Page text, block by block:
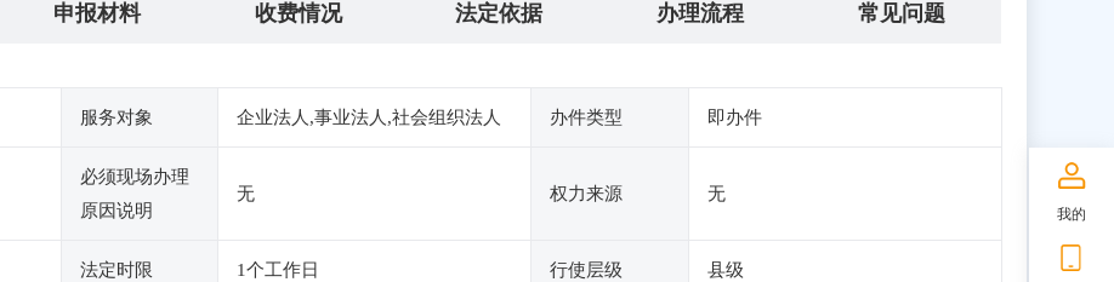
申报材料 收费情况 法定依据 办理流程 常见问题
服务对象 企业法人,事业法人,社会组织法人 办件类型 即办件
必须现场办理
原因说明
无 权力来源 无
法定时限 1个工作日 行使层级 县级
我的